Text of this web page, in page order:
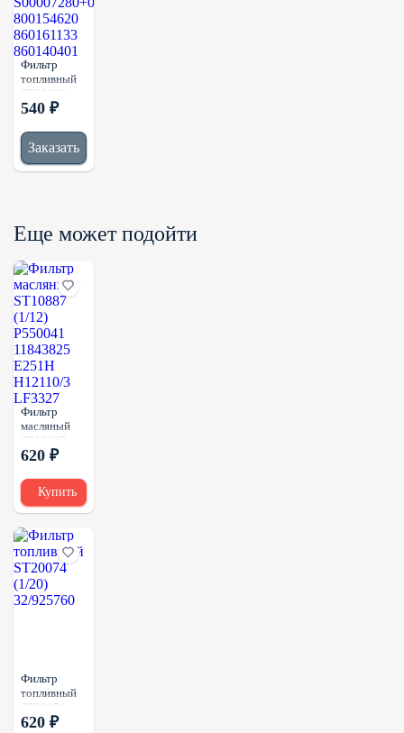
Фильтр
топливный
ST20088
(1/20)
S00007280+02
800154620
860161133
540 ₽
Заказать
Еще может подойти
Фильтр
масляный
ST10887
(1/12)
11843825
E251H
H12110/3
LF3327
620 ₽
Купить
Фильтр
топливный
ST20074
(1/20)
620 ₽